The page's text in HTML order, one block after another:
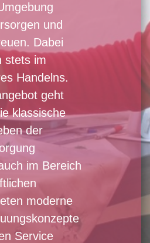
und
Dabei
stets im
Handelns.
geht
klassische
der
im Bereich
moderne
Service